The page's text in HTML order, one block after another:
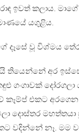
ඉවත් කලාය.
යගුළිය.
දෑසේ වූ විශ්මය
තියෙන්නේ අර
ගංගාවක්
කෑම්ප් එකට
දොස්තර
වදින්නේ නෑ. මම